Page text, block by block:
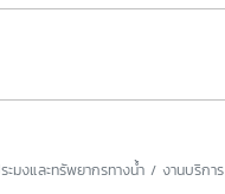
มงและทรัพยากรทางน้ำ / งานบริการ